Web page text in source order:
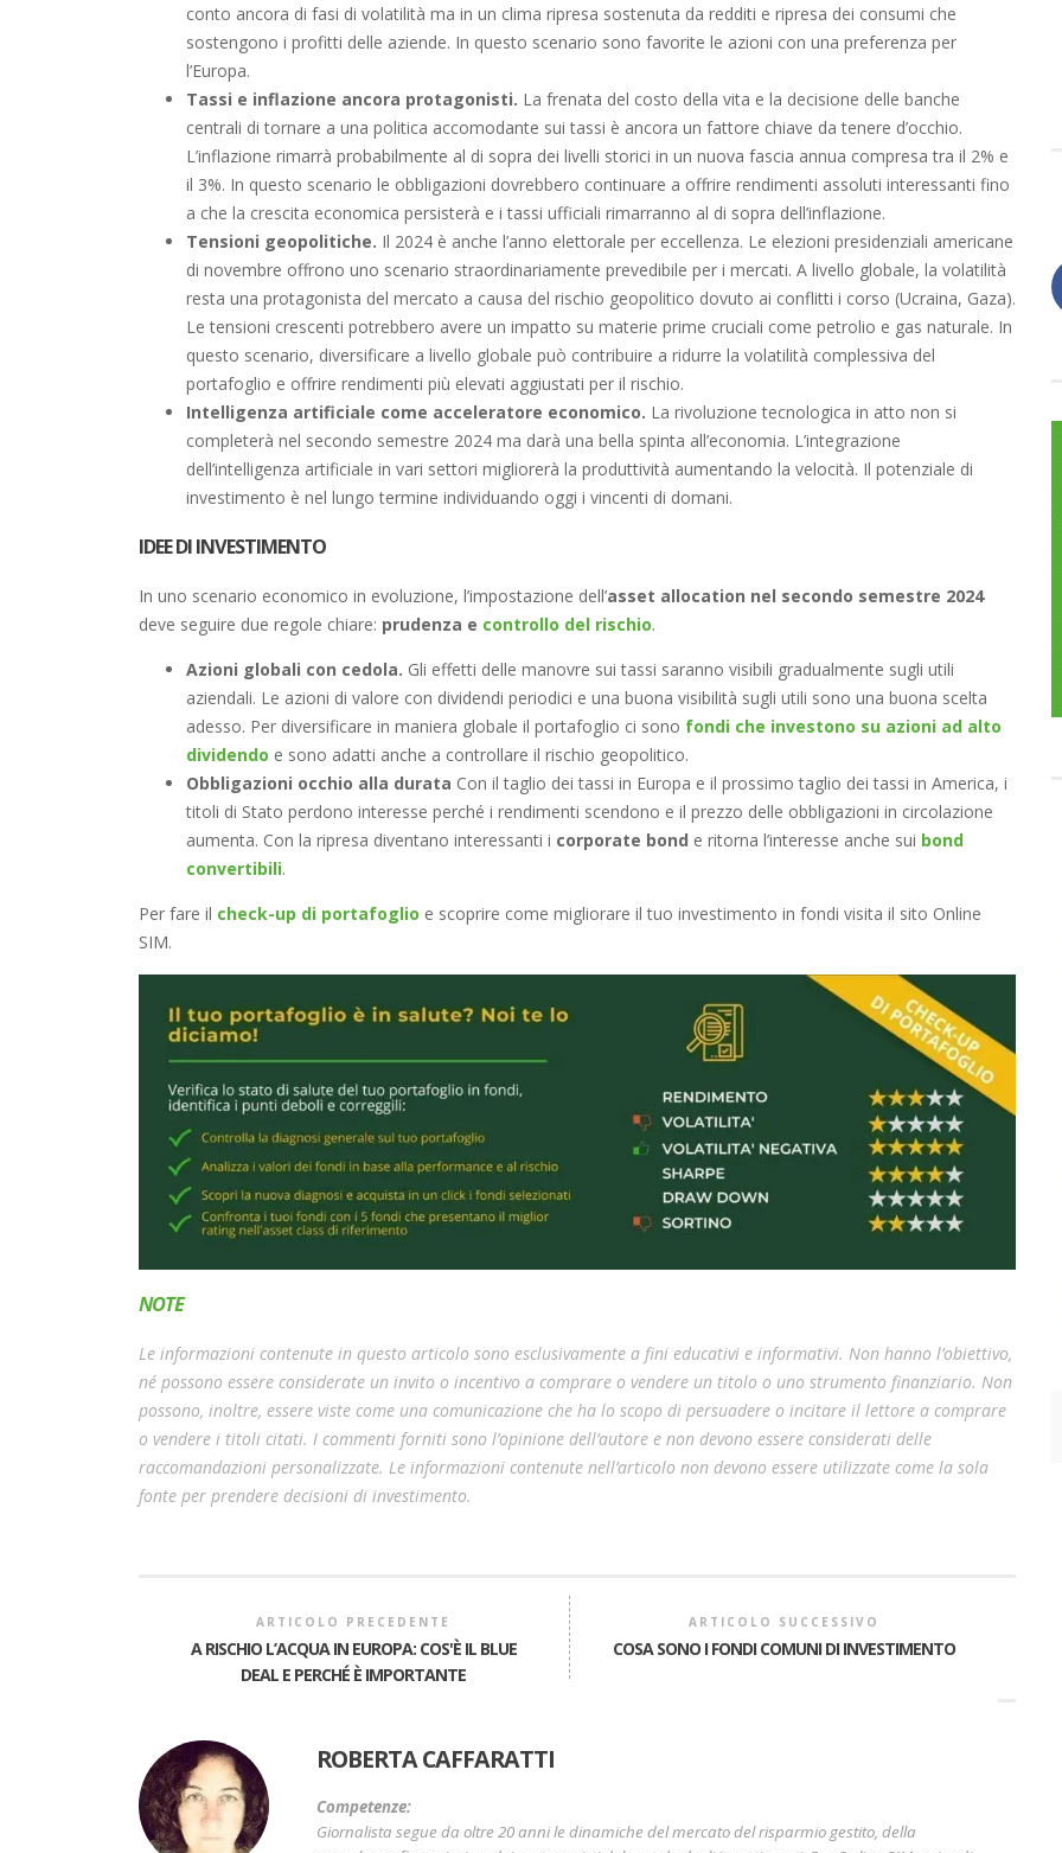
conto ancora di fasi di volatilità ma in un clima ripresa sostenuta da redditi e ripresa dei consumi che
sostengono i profitti delle aziende. In questo scenario sono favorite le azioni con una preferenza per
l’Europa.
Tassi e inflazione ancora protagonisti. La frenata del costo della vita e la decisione delle banche
centrali di tornare a una politica accomodante sui tassi è ancora un fattore chiave da tenere d’occhio.
L’inflazione rimarrà probabilmente al di sopra dei livelli storici in un nuova fascia annua compresa tra il 2% e
il 3%. In questo scenario le obbligazioni dovrebbero continuare a offrire rendimenti assoluti interessanti fino
a che la crescita economica persisterà e i tassi ufficiali rimarranno al di sopra dell’inflazione.
Tensioni geopolitiche. Il 2024 è anche l’anno elettorale per eccellenza. Le elezioni presidenziali americane
di novembre offrono uno scenario straordinariamente prevedibile per i mercati. A livello globale, la volatilità
resta una protagonista del mercato a causa del rischio geopolitico dovuto ai conflitti i corso (Ucraina, Gaza).
Le tensioni crescenti potrebbero avere un impatto su materie prime cruciali come petrolio e gas naturale. In
questo scenario, diversificare a livello globale può contribuire a ridurre la volatilità complessiva del
portafoglio e offrire rendimenti più elevati aggiustati per il rischio.
Intelligenza artificiale come acceleratore economico. La rivoluzione tecnologica in atto non si
completerà nel secondo semestre 2024 ma darà una bella spinta all’economia. L’integrazione
dell’intelligenza artificiale in vari settori migliorerà la produttività aumentando la velocità. Il potenziale di
investimento è nel lungo termine individuando oggi i vincenti di domani.
IDEE DI INVESTIMENTO
In uno scenario economico in evoluzione, l’impostazione dell’asset allocation nel secondo semestre 2024
deve seguire due regole chiare: prudenza e controllo del rischio.
Azioni globali con cedola. Gli effetti delle manovre sui tassi saranno visibili gradualmente sugli utili
aziendali. Le azioni di valore con dividendi periodici e una buona visibilità sugli utili sono una buona scelta
adesso. Per diversificare in maniera globale il portafoglio ci sono fondi che investono su azioni ad alto
dividendo e sono adatti anche a controllare il rischio geopolitico.
Obbligazioni occhio alla durata Con il taglio dei tassi in Europa e il prossimo taglio dei tassi in America, i
titoli di Stato perdono interesse perché i rendimenti scendono e il prezzo delle obbligazioni in circolazione
aumenta. Con la ripresa diventano interessanti i corporate bond e ritorna l’interesse anche sui bond
convertibili.
Per fare il check-up di portafoglio e scoprire come migliorare il tuo investimento in fondi visita il sito Online
SIM.
NOTE
Le informazioni contenute in questo articolo sono esclusivamente a fini educativi e informativi. Non hanno l’obiettivo,
né possono essere considerate un invito o incentivo a comprare o vendere un titolo o uno strumento finanziario. Non
possono, inoltre, essere viste come una comunicazione che ha lo scopo di persuadere o incitare il lettore a comprare
o vendere i titoli citati. I commenti forniti sono l’opinione dell’autore e non devono essere considerati delle
raccomandazioni personalizzate. Le informazioni contenute nell’articolo non devono essere utilizzate come la sola
fonte per prendere decisioni di investimento.
ARTICOLO PRECEDENTE
A RISCHIO L’ACQUA IN EUROPA: COS'È IL BLUE
DEAL E PERCHÉ È IMPORTANTE
ARTICOLO SUCCESSIVO
COSA SONO I FONDI COMUNI DI INVESTIMENTO
ROBERTA CAFFARATTI
Competenze:
Giornalista segue da oltre 20 anni le dinamiche del mercato del risparmio gestito, della